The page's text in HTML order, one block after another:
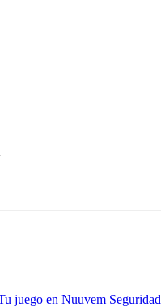
juego en Nuuvem Seguridad